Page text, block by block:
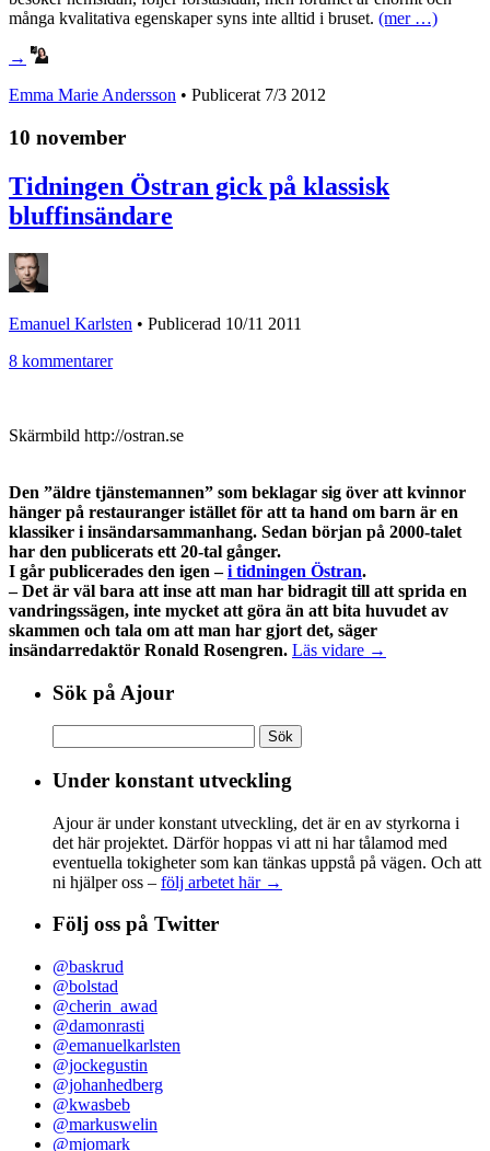
många kvalitativa egenskaper syns inte alltid i bruset. (mer …)
→
Emma Marie Andersson • Publicerat 7/3 2012
10 november
Tidningen Östran gick på klassisk
bluffinsändare
Emanuel Karlsten • Publicerad 10/11 2011
8 kommentarer
Skärmbild http://ostran.se
Den ”äldre tjänstemannen” som beklagar sig över att kvinnor
hänger på restauranger istället för att ta hand om barn är en
klassiker i insändarsammanhang. Sedan början på 2000-talet
har den publicerats ett 20-tal gånger.
I går publicerades den igen –i tidningen Östran.
– Det är väl bara att inse att man har bidragit till att sprida en
vandringssägen, inte mycket att göra än att bita huvudet av
skammen och tala om att man har gjort det, säger
insändarredaktör Ronald Rosengren. Läs vidare →
Sök på Ajour
efter:
Under konstant utveckling
Ajour är under konstant utveckling, det är en av styrkorna i
det här projektet. Därför hoppas vi att ni har tålamod med
eventuella tokigheter som kan tänkas uppstå på vägen. Och att
ni hjälper oss – följ arbetet här →
Följ oss på Twitter
@baskrud
@bolstad
@cherin_awad
@damonrasti
@emanuelkarlsten
@jockegustin
@johanhedberg
@kwasbeb
@markuswelin
@mjomark